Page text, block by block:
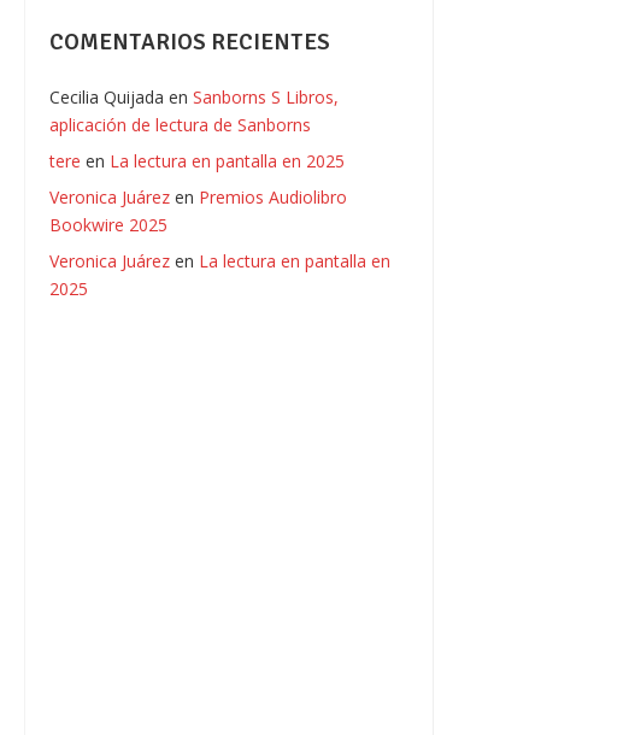
COMENTARIOS RECIENTES
Cecilia Quijada enSanborns S Libros,
aplicación de lectura de Sanborns
tere en La lectura en pantalla en 2025
Veronica Juárez en Premios Audiolibro
Bookwire 2025
Veronica Juárez en La lectura en pantalla en
2025